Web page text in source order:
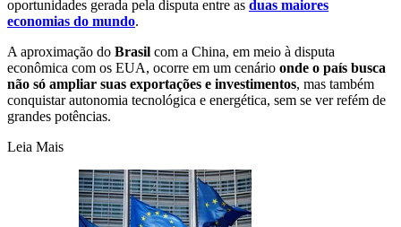
oportunidades gerada pela disputa entre as duas maiores
economias do mundo.
A aproximação do Brasil com a China, em meio à disputa
econômica com os EUA, ocorre em um cenário onde o país busca
não só ampliar suas exportações e investimentos, mas também
conquistar autonomia tecnológica e energética, sem se ver refém de
grandes potências.
Leia Mais